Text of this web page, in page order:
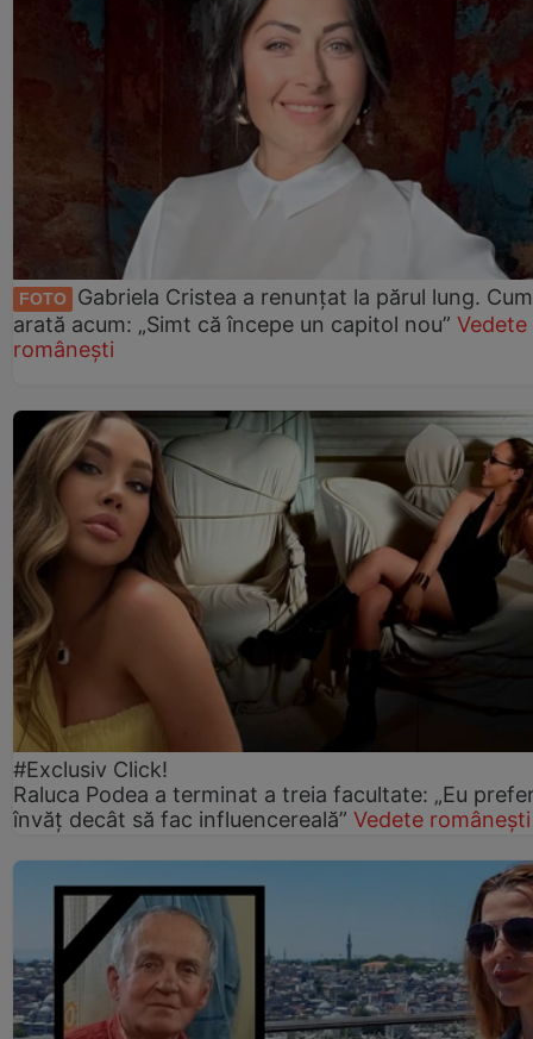
FOTO
Gabriela Cristea a renunțat la părul lung. Cum
arată acum: „Simt că începe un capitol nou” Vedete
românești
#Exclusiv Click!
Raluca Podea a terminat a treia facultate: „Eu
învăț decât să fac influencereală” Vedete românești